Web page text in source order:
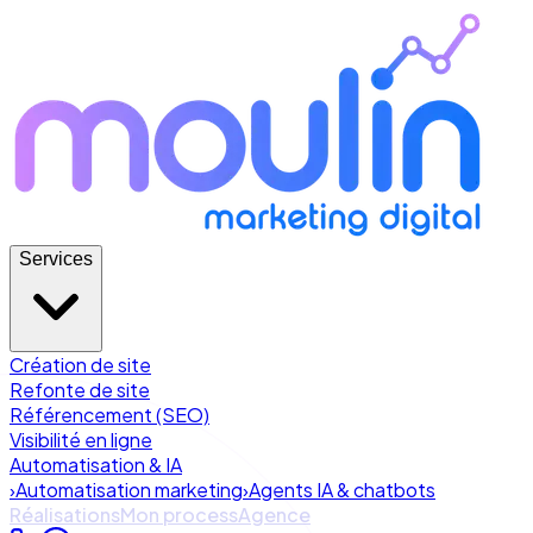
Services
Création de site
Refonte de site
Référencement (SEO)
Visibilité en ligne
Automatisation & IA
›Automatisation marketing›Agents IA & chatbots
RéalisationsMon processAgence